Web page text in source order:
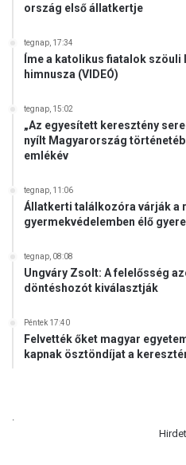
ország első állatkertje
tegnap, 17:34
Íme a katolikus fiatalok
himnusza (VIDEÓ)
tegnap, 15:02
„Az egyesített keresztény
nyílt Magyarország
emlékév
tegnap, 11:06
Állatkerti találkozóra várják a
gyermekvédelemben élő
tegnap, 08:08
Ungváry Zsolt: A felelősség
döntéshozót kiválasztják
Péntek 17:40
Felvették őket magyar
kapnak ösztöndíjat a